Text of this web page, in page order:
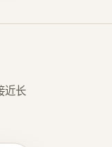
近长